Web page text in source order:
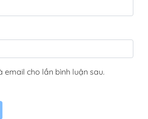
email cho lần bình luận sau.